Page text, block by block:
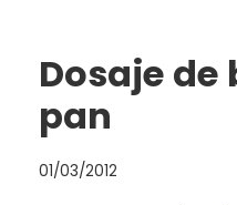
Dosaje
pan
01/03/2012